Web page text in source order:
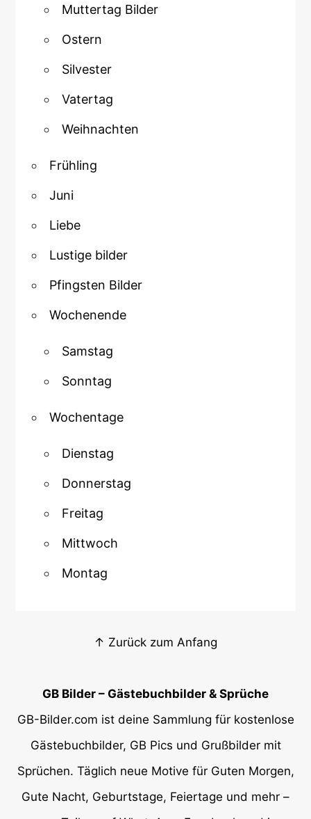
Muttertag Bilder
Ostern
Silvester
Vatertag
Weihnachten
Frühling
Juni
Liebe
Lustige bilder
Pfingsten Bilder
Wochenende
Samstag
Sonntag
Wochentage
Dienstag
Donnerstag
Freitag
Mittwoch
Montag
↑ Zurück zum Anfang
GB Bilder – Gästebuchbilder & Sprüche
GB-Bilder.com ist deine Sammlung für kostenlose
Gästebuchbilder, GB Pics und Grußbilder mit
Sprüchen. Täglich neue Motive für Guten Morgen,
Gute Nacht, Geburtstage, Feiertage und mehr –